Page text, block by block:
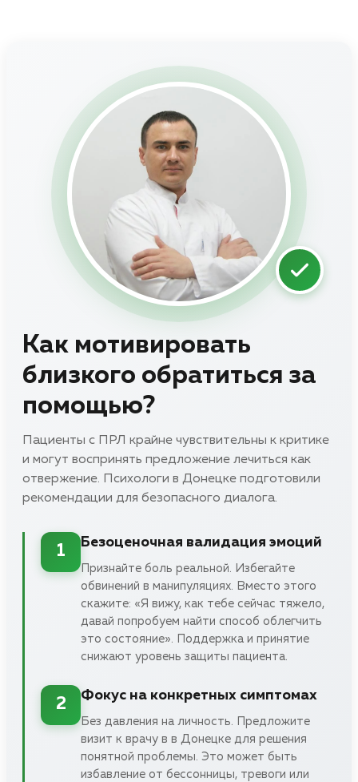
Как мотивировать
близкого обратиться за
помощью?
Пациенты с ПРЛ крайне чувствительны к критике
и могут воспринять предложение лечиться как
отвержение. Психологи в Донецке подготовили
рекомендации для безопасного диалога.
1
Безоценочная валидация эмоций
Признайте боль реальной. Избегайте
обвинений в манипуляциях. Вместо этого
скажите: «Я вижу, как тебе сейчас тяжело,
давай попробуем найти способ облегчить
это состояние». Поддержка и принятие
снижают уровень защиты пациента.
2
Фокус на конкретных симптомах
Без давления на личность. Предложите
визит к врачу в в Донецке для решения
понятной проблемы. Это может быть
избавление от бессонницы, тревоги или